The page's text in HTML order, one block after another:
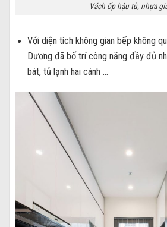
Vách ốp hậu tủ, nhựa
Với diện tích không gian bếp không
Dương đã bố trí công năng đầy đủ
bát, tủ lạnh hai cánh …